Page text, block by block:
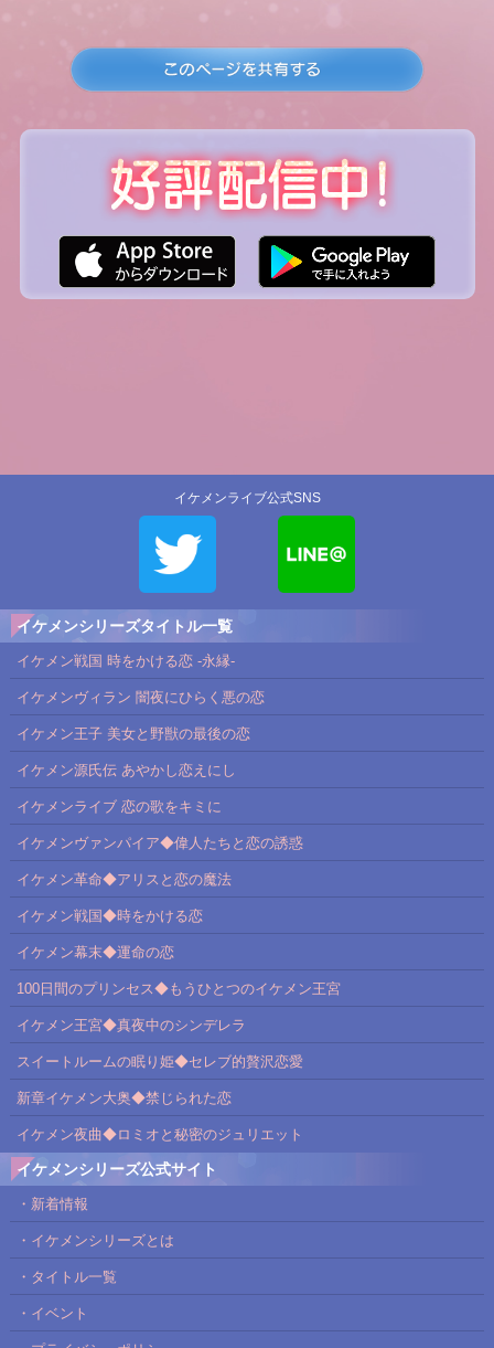
イケメンライブ公式SNS
イケメンシリーズタイトル一覧
イケメン戦国 時をかける恋 -永縁-
イケメンヴィラン 闇夜にひらく悪の恋
イケメン王子 美女と野獣の最後の恋
イケメン源氏伝 あやかし恋えにし
イケメンライブ 恋の歌をキミに
イケメンヴァンパイア◆偉人たちと恋の誘惑
イケメン革命◆アリスと恋の魔法
イケメン戦国◆時をかける恋
イケメン幕末◆運命の恋
100日間のプリンセス◆もうひとつのイケメン王宮
イケメン王宮◆真夜中のシンデレラ
スイートルームの眠り姫◆セレブ的贅沢恋愛
新章イケメン大奥◆禁じられた恋
イケメン夜曲◆ロミオと秘密のジュリエット
イケメンシリーズ公式サイト
・新着情報
・イケメンシリーズとは
・タイトル一覧
・イベント